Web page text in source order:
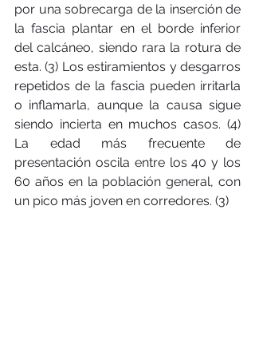
por una sobrecarga de la inserción de
la fascia plantar en el borde inferior
del calcáneo, siendo rara la rotura de
esta. (3) Los estiramientos y desgarros
repetidos de la fascia pueden irritarla
o inflamarla, aunque la causa sigue
siendo incierta en muchos casos. (4)
La edad más frecuente de
presentación oscila entre los 40 y los
60 años en la población general, con
un pico más joven en corredores. (3)